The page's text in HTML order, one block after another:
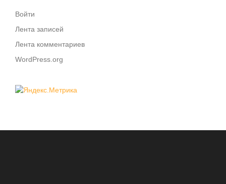
Войти
Лента записей
Лента комментариев
WordPress.org